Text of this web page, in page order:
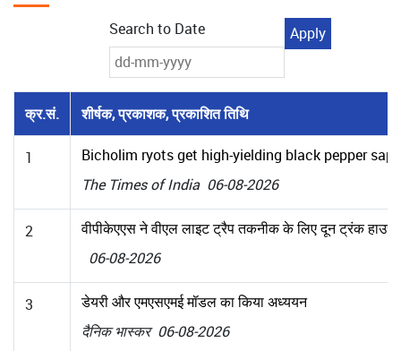
Search to Date
क्र.सं. शीर्षक, प्रकाशक, प्रकाशित तिथि
1
Bicholim ryots get high-yielding black pepper
The Times of India 06-08-2026
2
वीपीकेएएस ने वीएल लाइट ट्रैप तकनीक के लिए दून ट्रंक
06-08-2026
3
डेयरी और एमएसएमई मॉडल का किया अध्ययन
दैनिक भास्कर 06-08-2026